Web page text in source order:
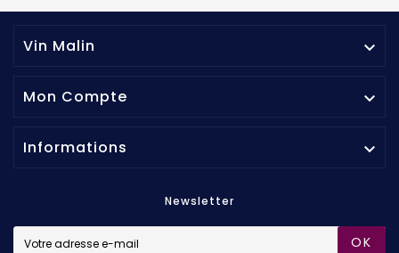
Vin Malin 
Mon Compte 
Informations 
Newsletter
OK